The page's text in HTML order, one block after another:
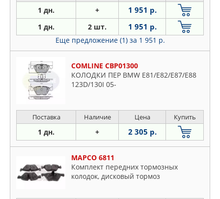
1 дн. + 1 951 р.
1 дн. 2 шт. 1 951 р.
Еще предложение (1) за 1 951 р.
COMLINE CBP01300
КОЛОДКИ ПЕР BMW E81/E82/E87/E88
123D/130I 05-
Поставка Наличие Цена Купить
1 дн. + 2 305 р.
MAPCO 6811
Комплект передних тормозных
колодок, дисковый тормоз